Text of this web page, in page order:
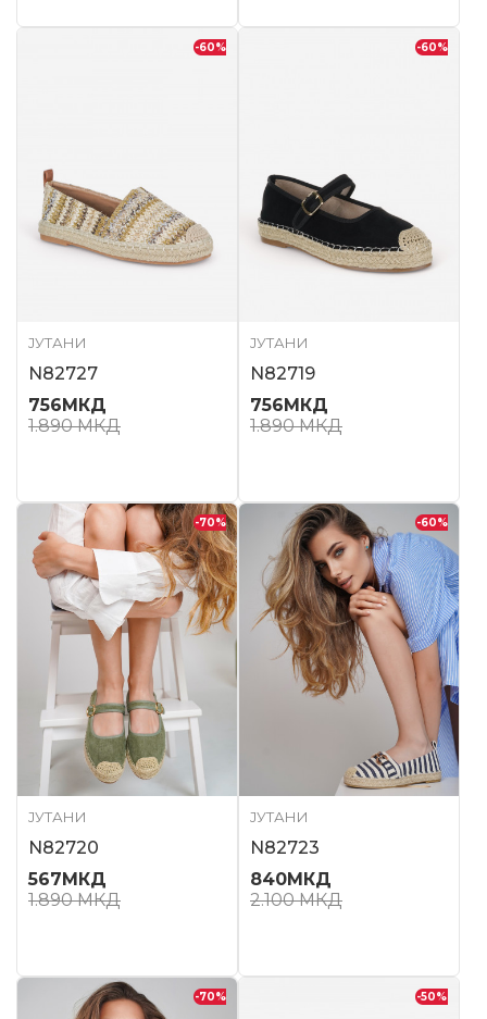
-60%
ЈУТАНИ
N82727
756МКД
1.890МКД
-60%
ЈУТАНИ
N82719
756МКД
1.890МКД
-70%
ЈУТАНИ
N82720
567МКД
1.890МКД
-60%
ЈУТАНИ
N82723
840МКД
2.100МКД
-70% -50%